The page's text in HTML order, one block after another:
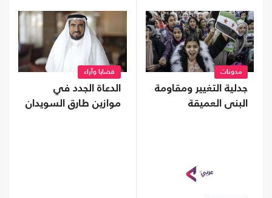
مدونات
جدلية التغيير ومقاومة
البنى العميقة
قضايا وآراء
الدعاة الجدد في
موازين طارق السويدان